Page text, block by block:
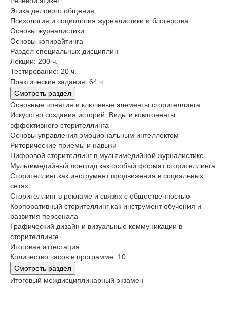
Этика делового общения
Психология и социология журналистики и блогерства
Основы журналистики
Основы копирайтинга
Раздел специальных дисциплин
Лекции: 200 ч.
Тестирование: 20 ч.
Практические задания: 64 ч.
Смотреть раздел
Основные понятия и ключевые элементы сторителлинга
Искусство создания историй. Виды и компоненты
эффективного сторителлинга
Основы управления эмоциональным интеллектом
Риторические приемы и навыки
Цифровой сторителлинг в мультимедийной журналистике
Мультимедийный лонгрид как особый формат сторителлинга
Сторителлинг как инструмент продвижения в социальных
сетях
Сторителлинг в рекламе и связях с общественностью
Корпоративный сторителлинг как инструмент обучения и
развития персонала
Графический дизайн и визуальные коммуникации в
сторителлинге
Итоговая аттестация
Количество часов в программе: 10
Смотреть раздел
Итоговый междисциплинарный экзамен